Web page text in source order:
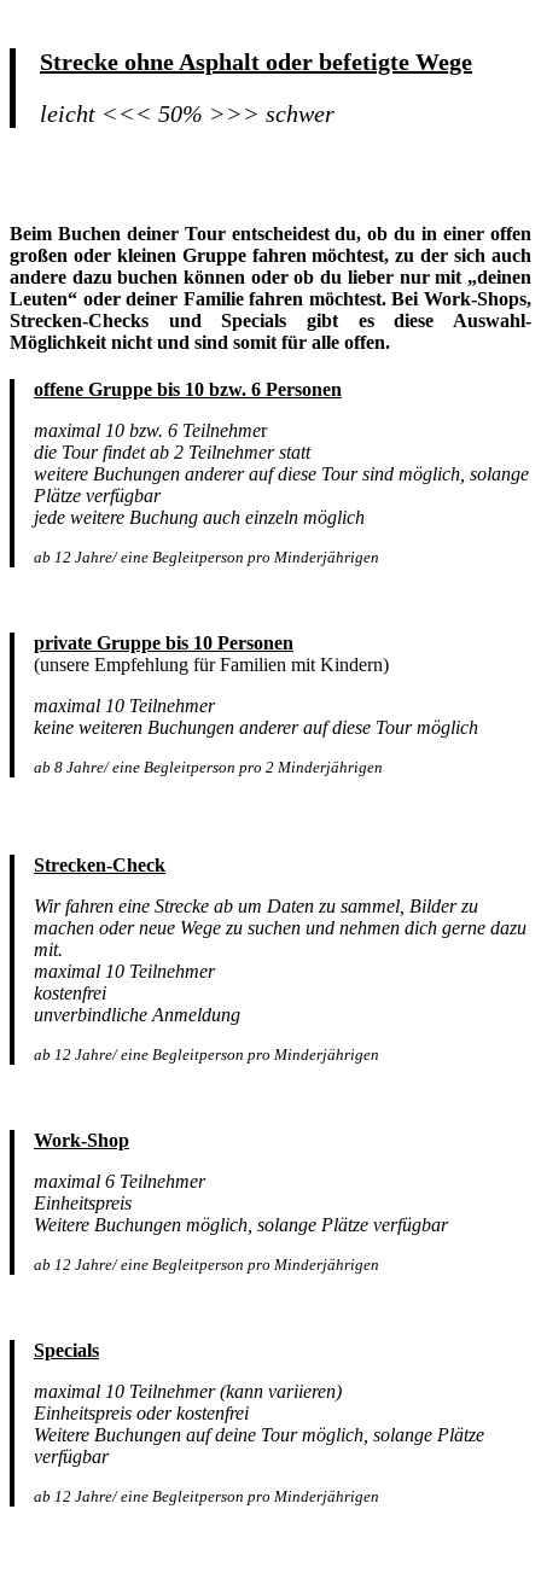
Strecke ohne Asphalt oder befetigte Wege
leicht <<< 50% >>> schwer
Beim Buchen deiner Tour entscheidest du, ob du in einer offen
großen oder kleinen Gruppe fahren möchtest, zu der sich auch
andere dazu buchen können oder ob du lieber nur mit „deinen
Leuten“ oder deiner Familie fahren möchtest. Bei Work-Shops,
Strecken-Checks und Specials gibt es diese Auswahl-
Möglichkeit nicht und sind somit für alle offen.
offene Gruppe bis 10 bzw. 6 Personen
maximal 10 bzw. 6 Teilnehmer
die Tour findet ab 2 Teilnehmer statt
weitere Buchungen anderer auf diese Tour sind möglich, solange
Plätze verfügbar
jede weitere Buchung auch einzeln möglich
ab 12 Jahre/ eine Begleitperson pro Minderjährigen
private Gruppe bis 10 Personen
(unsere Empfehlung für Familien mit Kindern)
maximal 10 Teilnehmer
keine weiteren Buchungen anderer auf diese Tour möglich
ab 8 Jahre/ eine Begleitperson pro 2 Minderjährigen
Strecken-Check
Wir fahren eine Strecke ab um Daten zu sammel, Bilder zu
machen oder neue Wege zu suchen und nehmen dich gerne dazu
mit.
maximal 10 Teilnehmer
kostenfrei
unverbindliche Anmeldung
ab 12 Jahre/ eine Begleitperson pro Minderjährigen
Work-Shop
maximal 6 Teilnehmer
Einheitspreis
Weitere Buchungen möglich, solange Plätze verfügbar
ab 12 Jahre/ eine Begleitperson pro Minderjährigen
Specials
maximal 10 Teilnehmer (kann variieren)
Einheitspreis oder kostenfrei
Weitere Buchungen auf deine Tour möglich, solange Plätze
verfügbar
ab 12 Jahre/ eine Begleitperson pro Minderjährigen